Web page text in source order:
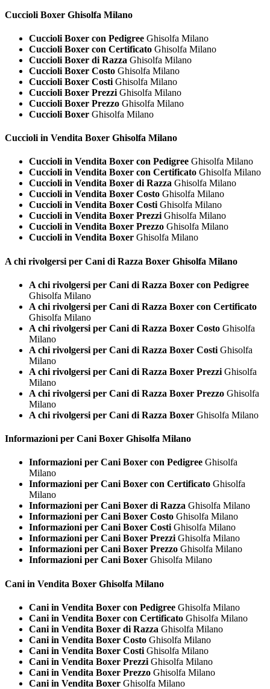
Cuccioli Boxer Ghisolfa Milano
Cuccioli Boxer con Pedigree Ghisolfa Milano
Cuccioli Boxer con Certificato Ghisolfa Milano
Cuccioli Boxer di Razza Ghisolfa Milano
Cuccioli Boxer Costo Ghisolfa Milano
Cuccioli Boxer Costi Ghisolfa Milano
Cuccioli Boxer Prezzi Ghisolfa Milano
Cuccioli Boxer Prezzo Ghisolfa Milano
Cuccioli Boxer Ghisolfa Milano
Cuccioli in Vendita Boxer Ghisolfa Milano
Cuccioli in Vendita Boxer con Pedigree Ghisolfa Milano
Cuccioli in Vendita Boxer con Certificato Ghisolfa Milano
Cuccioli in Vendita Boxer di Razza Ghisolfa Milano
Cuccioli in Vendita Boxer Costo Ghisolfa Milano
Cuccioli in Vendita Boxer Costi Ghisolfa Milano
Cuccioli in Vendita Boxer Prezzi Ghisolfa Milano
Cuccioli in Vendita Boxer Prezzo Ghisolfa Milano
Cuccioli in Vendita Boxer Ghisolfa Milano
A chi rivolgersi per Cani di Razza Boxer Ghisolfa Milano
A chi rivolgersi per Cani di Razza Boxer con Pedigree
Ghisolfa Milano
A chi rivolgersi per Cani di Razza Boxer con Certificato
Ghisolfa Milano
A chi rivolgersi per Cani di Razza Boxer Costo Ghisolfa
Milano
A chi rivolgersi per Cani di Razza Boxer Costi Ghisolfa
Milano
A chi rivolgersi per Cani di Razza Boxer Prezzi Ghisolfa
Milano
A chi rivolgersi per Cani di Razza Boxer Prezzo Ghisolfa
Milano
A chi rivolgersi per Cani di Razza Boxer Ghisolfa Milano
Informazioni per Cani Boxer Ghisolfa Milano
Informazioni per Cani Boxer con Pedigree Ghisolfa
Milano
Informazioni per Cani Boxer con Certificato Ghisolfa
Milano
Informazioni per Cani Boxer di Razza Ghisolfa Milano
Informazioni per Cani Boxer Costo Ghisolfa Milano
Informazioni per Cani Boxer CostiGhisolfa Milano
Informazioni per Cani Boxer PrezziGhisolfa Milano
Informazioni per Cani Boxer Prezzo Ghisolfa Milano
Informazioni per Cani Boxer Ghisolfa Milano
Cani in Vendita Boxer Ghisolfa Milano
Cani in Vendita Boxer con Pedigree Ghisolfa Milano
Cani in Vendita Boxer con Certificato Ghisolfa Milano
Cani in Vendita Boxer di Razza Ghisolfa Milano
Cani in Vendita Boxer Costo Ghisolfa Milano
Cani in Vendita Boxer Costi Ghisolfa Milano
Cani in Vendita Boxer Prezzi Ghisolfa Milano
Cani in Vendita Boxer Prezzo Ghisolfa Milano
Cani in Vendita Boxer Ghisolfa Milano